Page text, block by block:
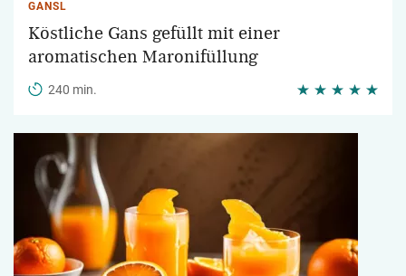
GANSL
Köstliche Gans gefüllt mit einer
aromatischen Maronifüllung
240 min.